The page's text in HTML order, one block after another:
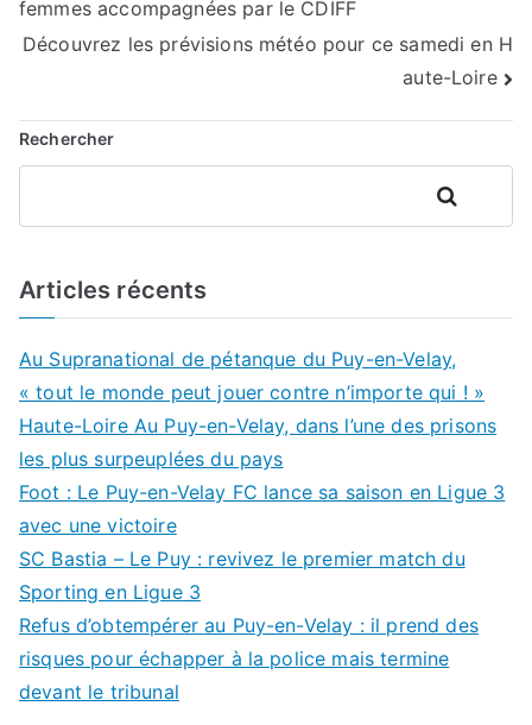
de
femmes accompagnées par le CDIFF
Découvrez les prévisions météo pour ce samedi en H
aute-Loire
Rechercher
Rechercher
Articles récents
Au Supranational de pétanque du Puy-en-Velay,
« tout le monde peut jouer contre n’importe qui ! »
Haute-Loire Au Puy-en-Velay, dans l’une des prisons
les plus surpeuplées du pays
Foot : Le Puy-en-Velay FC lance sa saison en Ligue 3
avec une victoire
SC Bastia – Le Puy : revivez le premier match du
Sporting en Ligue 3
Refus d’obtempérer au Puy-en-Velay : il prend des
risques pour échapper à la police mais termine
devant le tribunal